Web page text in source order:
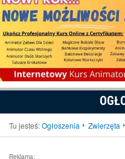
Tu jesteś:Ogłoszenia Zwierzęta
Reklama: